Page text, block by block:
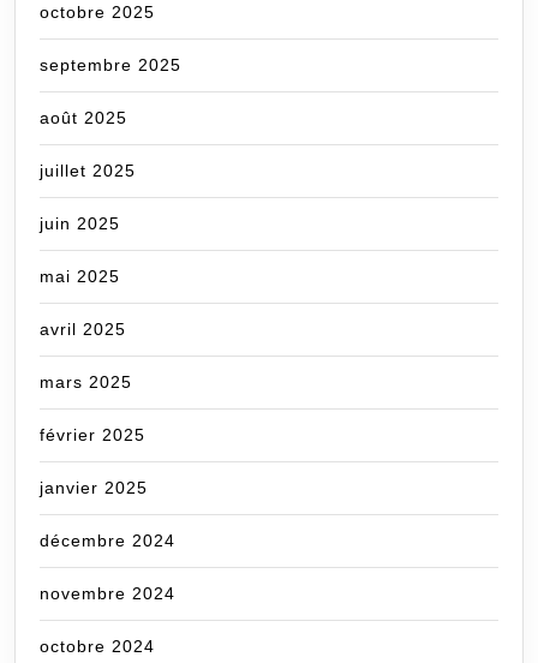
octobre 2025
septembre 2025
août 2025
juillet 2025
juin 2025
mai 2025
avril 2025
mars 2025
février 2025
janvier 2025
décembre 2024
novembre 2024
octobre 2024